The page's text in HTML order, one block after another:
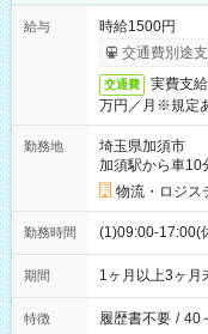
給与
時給1500円
交通費別途
交通費
実費支
万円／月※規定
勤務地
埼玉県加須市
加須駅から車10
物流・ロジス
勤務時間 (1)09:00-17:00(
期間 1ヶ月以上3ヶ月
特徴 履歴書不要 / 40